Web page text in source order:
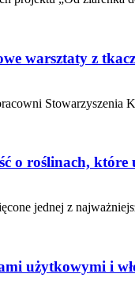
warsztaty z
Stowarzyszenia
o roślinach, które
jednej z
użytkowymi i